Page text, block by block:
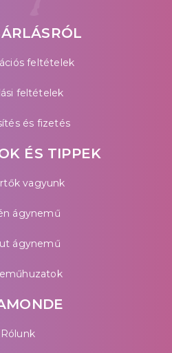
feltételek
feltételek
és fizetés
ÉS TIPPEK
vagyunk
ágynemű
ágynemű
Rólunk